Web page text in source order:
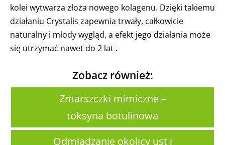
kolei wytwarza złoża nowego kolagenu. Dzięki takiemu
działaniu Crystalis zapewnia trwały, całkowicie
naturalny i młody wygląd, a efekt jego działania może
się utrzymać nawet do 2 lat .
Zobacz również:
Zmarszczki mimiczne –
toksyna botulinowa
Odmładzanie okolicy ust i